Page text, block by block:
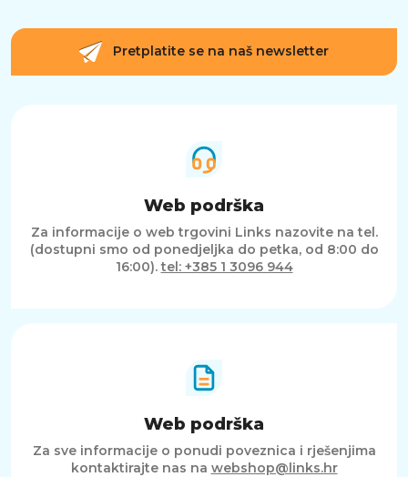
Pretplatite se na naš newsletter
Web podrška
Za informacije o web trgovini Links nazovite na tel.
(dostupni smo od ponedjeljka do petka, od 8:00 do
16:00).tel: +385 1 3096 944
Web podrška
Za sve informacije o ponudi poveznica i rješenjima
kontaktirajte nas na webshop@links.hr